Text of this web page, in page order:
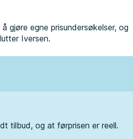
gjøre egne prisundersøkelser, og
Iversen.
tilbud, og at førprisen er reell.